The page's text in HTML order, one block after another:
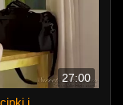
27:00
i